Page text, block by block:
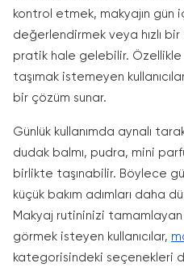
kontrol etmek, makyajın gün
değerlendirmek veya hızlı
pratik hale gelebilir.
taşımak istemeyen
bir çözüm sunar.
Günlük kullanımda aynalı
dudak balmı, pudra, mini
birlikte taşınabilir. Böylece
küçük bakım adımları daha
Makyaj rutininizi tamamlayan
görmek isteyen kullanıcılar,
kategorisindeki seçenekleri